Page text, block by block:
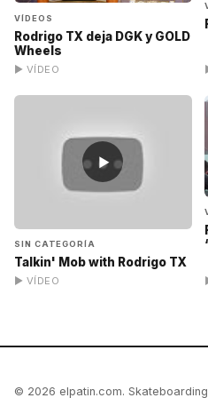
VÍDEOS
Rodrigo TX deja DGK y GOLD
Wheels
▶ VÍDEO
▶
SIN CATEGORÍA
Talkin' Mob with Rodrigo TX
▶ VÍDEO
© 2026 elpatin.com.